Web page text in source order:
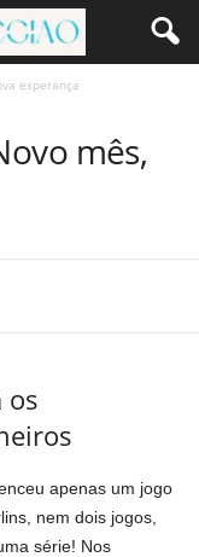
esperança
mês,
os
apenas um jogo
nem dois jogos,
série! Nos